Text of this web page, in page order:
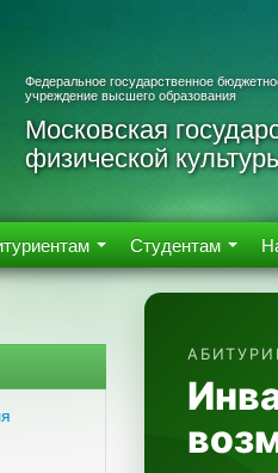
Федеральное государственное
учреждение высшего образования
Московская
физической
Студентам